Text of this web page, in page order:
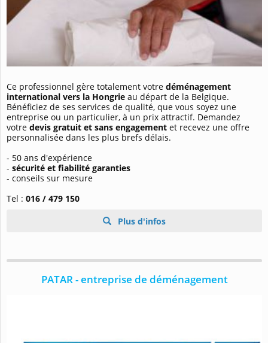
Ce professionnel gère totalement votre déménagement
international vers la Hongrie au départ de la Belgique.
Bénéficiez de ses services de qualité, que vous soyez une
entreprise ou un particulier, à un prix attractif. Demandez
votre devis gratuit et sans engagement et recevez une offre
personnalisée dans les plus brefs délais.
- 50 ans d'expérience
- sécurité et fiabilité garanties
- conseils sur mesure
Tel : 016 / 479 150
Plus d'infos
PATAR - entreprise de déménagement